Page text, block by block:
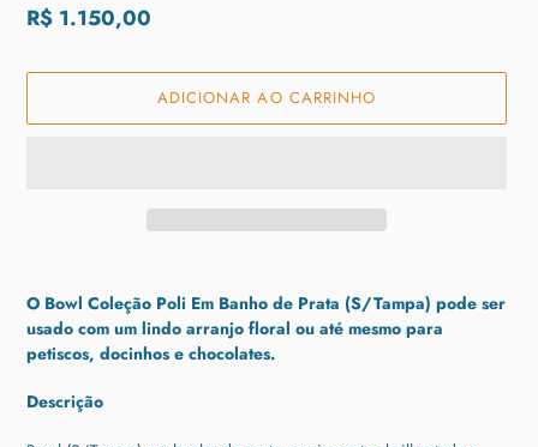
Preço
R$ 1.150,00
ADICIONAR AO CARRINHO
produto
ao
seu
carrinho
O Bowl Coleção Poli Em Banho de Prata (S/Tampa) pode ser
usado com um lindo arranjo floral ou até mesmo para
petiscos, docinhos e chocolates.
Descrição